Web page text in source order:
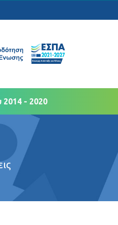
2014 - 2020